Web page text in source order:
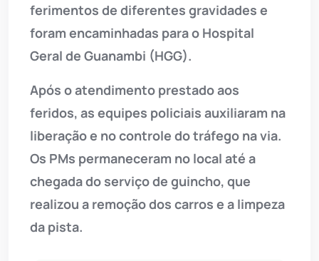
ferimentos de diferentes gravidades e
foram encaminhadas para o Hospital
Geral de Guanambi (HGG).
Após o atendimento prestado aos
feridos, as equipes policiais auxiliaram na
liberação e no controle do tráfego na via.
Os PMs permaneceram no local até a
chegada do serviço de guincho, que
realizou a remoção dos carros e a limpeza
da pista.